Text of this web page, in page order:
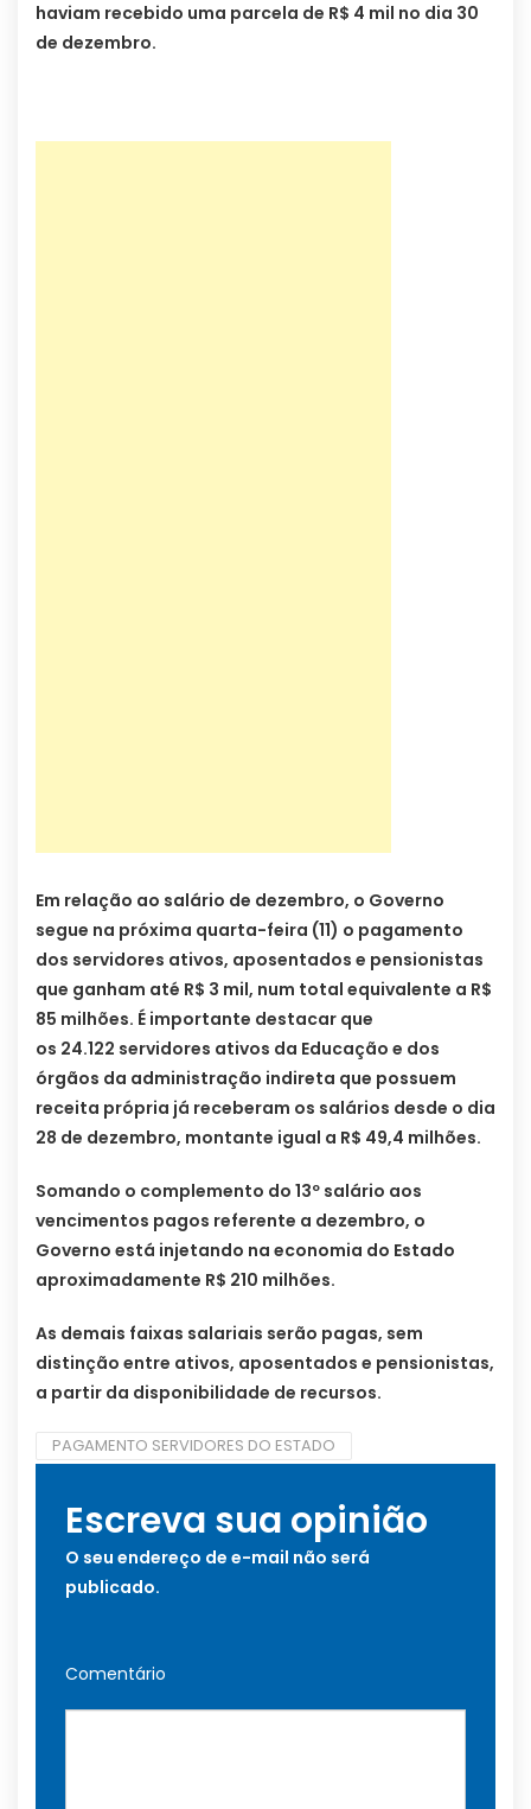
haviam recebido uma parcela de R$ 4 mil no dia 30
de dezembro.
Em relação ao salário de dezembro, o Governo
segue na próxima quarta-feira (11) o pagamento
dos servidores ativos, aposentados e pensionistas
que ganham até R$ 3 mil, num total equivalente a R$
85 milhões. É importante destacar que
os 24.122 servidores ativos da Educação e dos
órgãos da administração indireta que possuem
receita própria já receberam os salários desde o dia
28 de dezembro, montante igual a R$ 49,4 milhões.
Somando o complemento do 13º salário aos
vencimentos pagos referente a dezembro, o
Governo está injetando na economia do Estado
aproximadamente R$ 210 milhões.
As demais faixas salariais serão pagas, sem
distinção entre ativos, aposentados e pensionistas,
a partir da disponibilidade de recursos.
PAGAMENTO SERVIDORES DO ESTADO
Escreva sua opinião
O seu endereço de e-mail não será
publicado.
Comentário